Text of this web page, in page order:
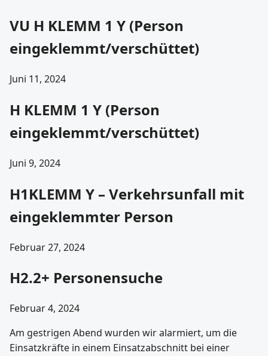
VU H KLEMM 1 Y (Person
eingeklemmt/verschüttet)
Juni 11, 2024
H KLEMM 1 Y (Person
eingeklemmt/verschüttet)
Juni 9, 2024
H1KLEMM Y – Verkehrsunfall mit
eingeklemmter Person
Februar 27, 2024
H2.2+ Personensuche
Februar 4, 2024
Am gestrigen Abend wurden wir alarmiert, um die
Einsatzkräfte in einem Einsatzabschnitt bei einer